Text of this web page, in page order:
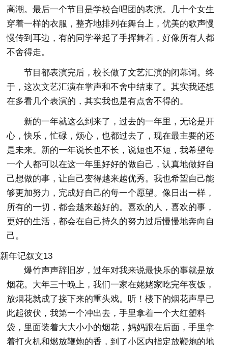
高潮。最后一个节目是学校合唱团的表演。几十个女生
穿着一样的衣服，整齐地排列在舞台上，优美的歌声慢
慢传到耳边，有的同学举起了手挥舞着，好像所有人都
不舍得走。
节目都表演完后，校长做了文艺汇演的闭幕词。终
于，这次文艺汇演在掌声和不舍中结束了。其实我还想
在多看几个表演的，其实我也是有点舍不得的。
新的一年就这么到来了，过去的一年里，无论是开
心，快乐，忙碌，烦心，也都过去了，现在最主要的还
是未来。新的一年说长也不长，说短也不短，我希望每
一个人都可以在这一年里好好的做自己，认真地做好自
己想做的事，让自己变得越来越优秀。我也希望自己能
够更加努力，完成好自己的每一个愿望。像日出一样，
所有的一切，都会越来越好的。喜欢的人，喜欢的事，
更好的生活，都会在自己持久的努力过后慢慢地奔向自
己。
新年记叙文13
爆竹声声辞旧岁，过年对我来说最快乐的事就是放
烟花。大年三十晚上，我们一家在姥姥家吃完年夜饭，
放烟花就成了接下来的重头戏。听！楼下的烟花声早已
此起彼伏，我第一个冲出去，手里拿着一个大红塑料
袋，里面装着大大小小的烟花，妈妈跟在后面，手里拿
着打火机和燃放鞭炮的香，到了小区内指定放鞭炮的地